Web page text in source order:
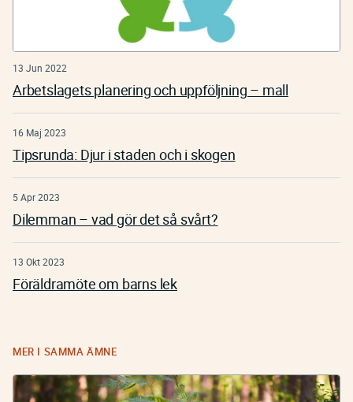
13 Jun 2022
Arbetslagets planering och uppföljning – mall
16 Maj 2023
Tipsrunda: Djur i staden och i skogen
5 Apr 2023
Dilemman – vad gör det så svårt?
13 Okt 2023
Föräldramöte om barns lek
MER I SAMMA ÄMNE